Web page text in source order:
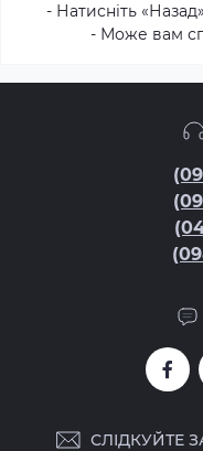
- Натисніть
- Може вам
СЛІДКУЙТЕ